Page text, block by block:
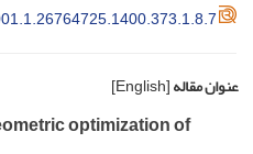
عنوان مقاله[English]
optimization of